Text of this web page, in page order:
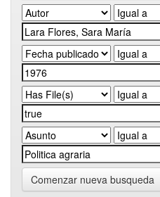
Comenzar nueva busqueda